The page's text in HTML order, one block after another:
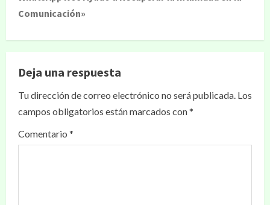
Comunicación»
Deja una respuesta
Tu dirección de correo electrónico no será publicada. Los
campos obligatorios están marcados con*
Comentario *